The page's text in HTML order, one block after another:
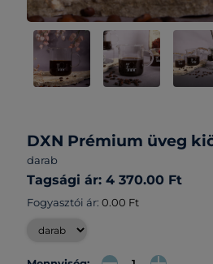
DXN Prémium üveg
darab
Tagsági ár: 4 370.00 Ft
Fogyasztói ár: 0.00 Ft